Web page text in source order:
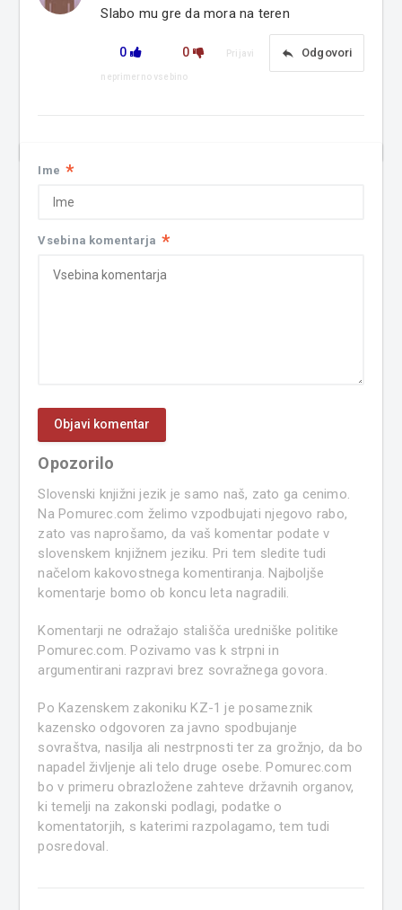
Slabo mu gre da mora na teren
0 0 reply Odgovori
Prijavi
neprimerno vsebino
Ime *
Vsebina komentarja *
Opozorilo
Slovenski knjižni jezik je samo naš, zato ga cenimo.
Na Pomurec.com želimo vzpodbujati njegovo rabo,
zato vas naprošamo, da vaš komentar podate v
slovenskem knjižnem jeziku. Pri tem sledite tudi
načelom kakovostnega komentiranja. Najboljše
komentarje bomo ob koncu leta nagradili.
Komentarji ne odražajo stališča uredniške politike
Pomurec.com. Pozivamo vas k strpni in
argumentirani razpravi brez sovražnega govora.
Po Kazenskem zakoniku KZ-1 je posameznik
kazensko odgovoren za javno spodbujanje
sovraštva, nasilja ali nestrpnosti ter za grožnjo, da bo
napadel življenje ali telo druge osebe. Pomurec.com
bo v primeru obrazložene zahteve državnih organov,
ki temelji na zakonski podlagi, podatke o
komentatorjih, s katerimi razpolagamo, tem tudi
posredoval.